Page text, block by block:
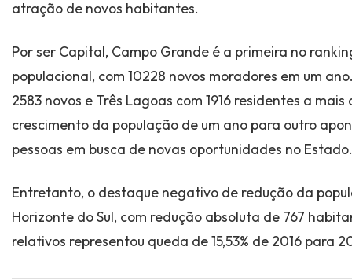
atração de novos habitantes.
Por ser Capital, Campo Grande é a primeira no
populacional, com 10228 novos moradores em um
2583 novos e Três Lagoas com 1916 residentes a mais
crescimento da população de um ano para outro
pessoas em busca de novas oportunidades no Estado.
Entretanto, o destaque negativo de redução da
Horizonte do Sul, com redução absoluta de 767
relativos representou queda de 15,53% de 2016 para